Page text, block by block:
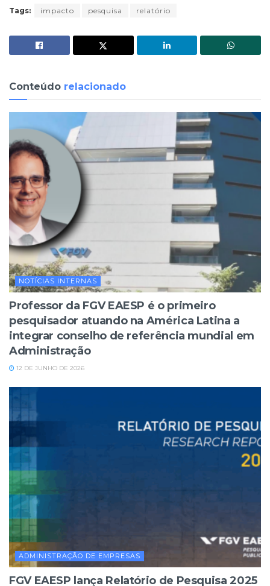
Tags: impacto pesquisa relatório
Conteúdo relacionado
NOTÍCIAS INTERNAS
Professor da FGV EAESP é o primeiro
pesquisador atuando na América Latina a
integrar conselho de referência mundial em
Administração
12 DE JUNHO DE 2026
ADMINISTRAÇÃO DE EMPRESAS
FGV EAESP lança Relatório de Pesquisa 2025